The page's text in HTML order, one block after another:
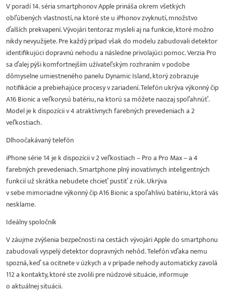
V poradí 14. séria smartphonov Apple prináša okrem všetkých
obľúbených vlastností, na ktoré ste u iPhonov zvyknutí, množstvo
ďalších prekvapení. Vývojári tentoraz mysleli aj na funkcie, ktoré možno
nikdy nevyužijete. Pre každý prípad však do modelu zabudovali detektor
identifikujúci dopravnú nehodu a následne privolajúci pomoc. Verzia Pro
sa ďalej pýši komfortnejším užívateľským rozhraním v podobe
dômyselne umiestneného panelu Dynamic Island, ktorý zobrazuje
notifikácie a prebiehajúce procesy v zariadení. Telefón ukrýva výkonný čip
A16 Bionic a veľkorysú batériu, na ktorú sa môžete naozaj spoľahnúť.
Model je k dispozícii v 4 atraktívnych farebných prevedeniach a 2
veľkostiach.
Dlhoočakávaný telefón
iPhone série 14 je k dispozícii v 2 veľkostiach – Pro a Pro Max – a 4
farebných prevedeniach. Smartphone plný inovatívnych inteligentných
funkcií už skrátka nebudete chcieť pustiť z rúk. Ukrýva
v sebe mimoriadne výkonný čip A16 Bionic a spoľahlivú batériu, ktorá vás
nesklame.
Ideálny spoločník
V záujme zvýšenia bezpečnosti na cestách vývojári Apple do smartphonu
zabudovali vyspelý detektor dopravných nehôd. Telefón vďaka nemu
spozná, keď sa ocitnete v úzkych a v prípade nehody automaticky zavolá
112 a kontakty, ktoré ste zvolili pre núdzové situácie, informuje
o aktuálnej situácii.